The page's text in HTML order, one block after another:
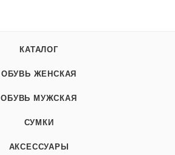
КАТАЛОГ
ОБУВЬ ЖЕНСКАЯ
ОБУВЬ МУЖСКАЯ
СУМКИ
АКСЕССУАРЫ